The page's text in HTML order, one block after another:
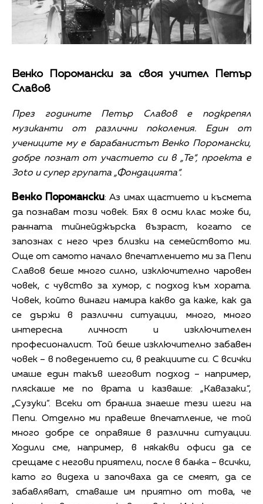
Венко Поромански за своя учител Петър
Славов
През годините Петър Славов е подкрепял
музиканти от различни поколения. Един от
учениците му е барабанистът Венко Поромански,
добре познат от участието си в „Те“, проектa е
3oto и супер групата „Фондацията“.
Венко Поромански: Аз имах щастието и късмета
да познавам този човек. Бях в осми клас може би,
ранната тийнейджърска възраст, когато се
запознах с него чрез близки на семейството ми.
Още от самото начало впечатлението ми за Пепи
Славов беше много силно, изключително чаровен
човек, с чувство за хумор, с подход към хората.
Човек, който винаги намира какво да каже, как да
се държи в различни ситуации, много, много
интересна личност и изключителен
професионалист. Той беше изключително забавен
човек – в поведението си, в реакциите си. С всички
имаше един такъв шеговит подход – например,
пляскаше ме по врата и казваше: „Кавазаки.“,
„Сузуки“. Всеки от бранша знаеше тези шеги на
Пепи. Отделно ми правеше впечатление, че той
много добре се оправяше в различни ситуации.
Ходили сме, например, в някакви офиси да се
срещаме с негови приятели, после в банка – всички,
като го видеха и започваха да се смеят, да се
забавляват, ставаше им приятно от това, че